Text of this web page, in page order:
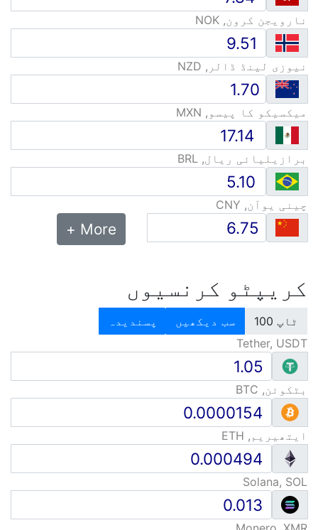
نارویجن کرون, NOK
نیوزی لینڈ ڈالر, NZD
میکسیکو کا پیسو, MXN
برازیلیائی ریال, BRL
چینی یوآن, CNY
More +
کریپٹو کرنسیوں
ٹاپ 100 سب دیکھیں
پسندیدہ
Tether, USDT
بٹکوئن, BTC
ایتھیریم, ETH
Solana, SOL